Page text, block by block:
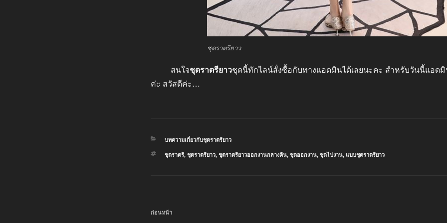
ชุดราตรียาว
สนใจชุดราตรียาวชุดนี้ทักไลน์สั่งซื้อกับทางแอดมินได้เลยนะคะ สำหรับวันนี้แอด
ค่ะ สวัสดีค่ะ…
หมวด
บทความเกี่ยวกับชุดราตรียาว
ป้าย
ชุดราตรี, ชุดราตรียาว, ชุดราตรียาวออกงานกลางคืน, ชุดออกงาน, ชุดไปงาน, แบบชุดราตรียาว
แนะแนว
เรื่อง
ก่อนหน้า